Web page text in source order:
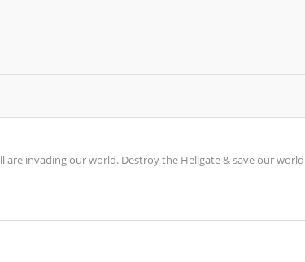
are invading our world. Destroy the Hellgate & save our